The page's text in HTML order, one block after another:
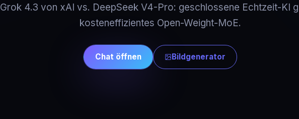
Grok 4.3 von xAI vs. DeepSeek V4-Pro: geschlossene Echtzeit-KI
kosteneffizientes Open-Weight-MoE.
Chat öffnen Bildgenerator